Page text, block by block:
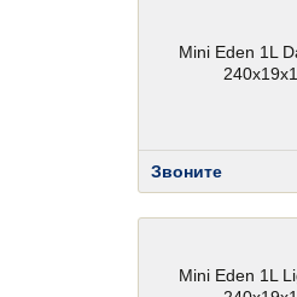
Mini Eden 1L
Звоните
Mini Eden 1L